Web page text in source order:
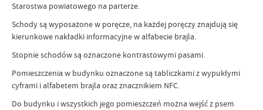
Starostwa powiatowego na parterze.
Schody są wyposażone w poręcze, na każdej poręczy znajdują się
kierunkowe nakładki informacyjne w alfabecie brajla.
Stopnie schodów są oznaczone kontrastowymi pasami.
Pomieszczenia w budynku oznaczone są tabliczkami z wypukłymi
cyframi i alfabetem brajla oraz znacznikiem NFC.
Do budynku i wszystkich jego pomieszczeń można wejść z psem